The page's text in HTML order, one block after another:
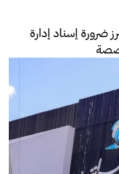
ضرورة إسناد إدارة